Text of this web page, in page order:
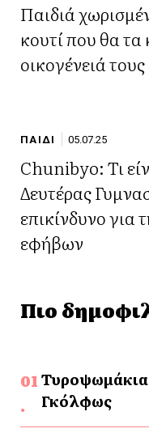
Παιδιά
κουτί που θα τα
οικογένειά
ΠΑΙΔΙ 05.07.25
Chunibyo: Τι
Δευτέρας
επικίνδυνο για
εφήβων
Πιο
Τυροψωμάκια
Γκόλφως